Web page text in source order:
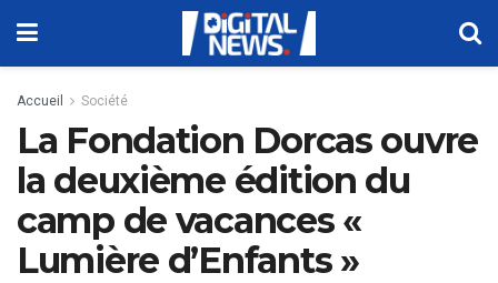
Accueil Société
La Fondation Dorcas ouvre
la deuxième édition du
camp de vacances «
Lumière d’Enfants »